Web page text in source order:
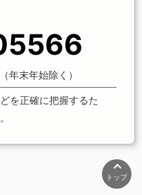
年末年始除く）
を正確に把握するた
トップ